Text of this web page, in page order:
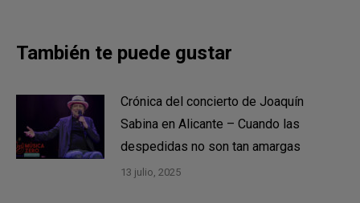
También te puede gustar
Crónica del concierto de Joaquín
Sabina en Alicante – Cuando las
despedidas no son tan amargas
13 julio, 2025